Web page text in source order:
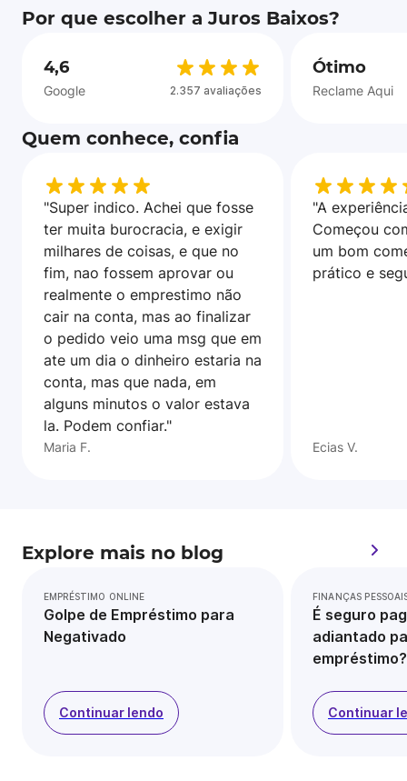
Por que escolher a Juros Baixos?
4,6
Google 2.357 avaliações
Ótimo
Reclame Aqui
Quem conhece, confia
"Super indico. Achei que fosse
ter muita burocracia, e exigir
milhares de coisas, e que no
fim, nao fossem aprovar ou
realmente o emprestimo não
cair na conta, mas ao finalizar
o pedido veio uma msg que em
ate um dia o dinheiro estaria na
conta, mas que nada, em
alguns minutos o valor estava
la. Podem confiar."
Maria F.
"A
Começou
um bom
prático e
Ecias V.
Explore mais no blog
EMPRÉSTIMO ONLINE
Golpe de Empréstimo para
Negativado
Continuar lendo
FINANÇAS
É seguro
adiantado
empréstimo?
Continuar